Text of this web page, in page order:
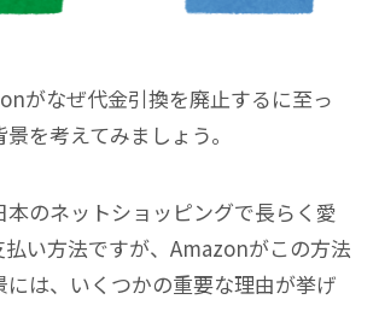
がなぜ代金引換を廃止するに至っ
を考えてみましょう。
本のネットショッピングで長らく愛
払い方法ですが、Amazonがこの方法
には、いくつかの重要な理由が挙げ